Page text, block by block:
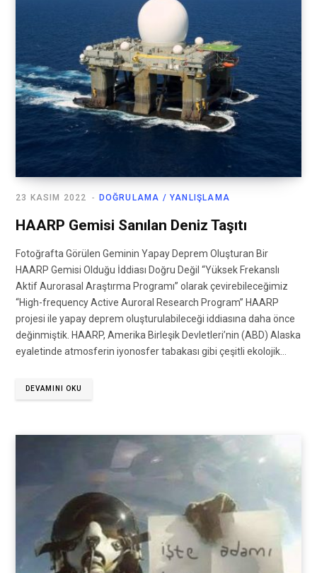
DOĞRULAMA / YANLIŞLAMA
23 KASIM 2022
HAARP Gemisi Sanılan Deniz Taşıtı
Fotoğrafta Görülen Geminin Yapay Deprem Oluşturan Bir
HAARP Gemisi Olduğu İddiası Doğru Değil “Yüksek Frekanslı
Aktif Aurorasal Araştırma Programı” olarak çevirebileceğimiz
“High-frequency Active Auroral Research Program” HAARP
projesi ile yapay deprem oluşturulabileceği iddiasına daha önce
değinmiştik. HAARP, Amerika Birleşik Devletleri’nin (ABD) Alaska
eyaletinde atmosferin iyonosfer tabakası gibi çeşitli ekolojik…
DEVAMINI OKU